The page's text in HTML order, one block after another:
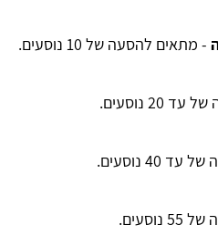
- מתאים להסעה של 10 נוסעים.
נוסעים.
נוסעים.